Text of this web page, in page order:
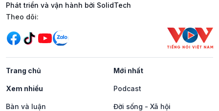
Phát triển và vận hành bởi SolidTech
Mạng xã hội
Theo dõi:
Trang chủ Mới nhất
Xem nhiều Podcast
Bàn và luận Đời sống - Xã hội